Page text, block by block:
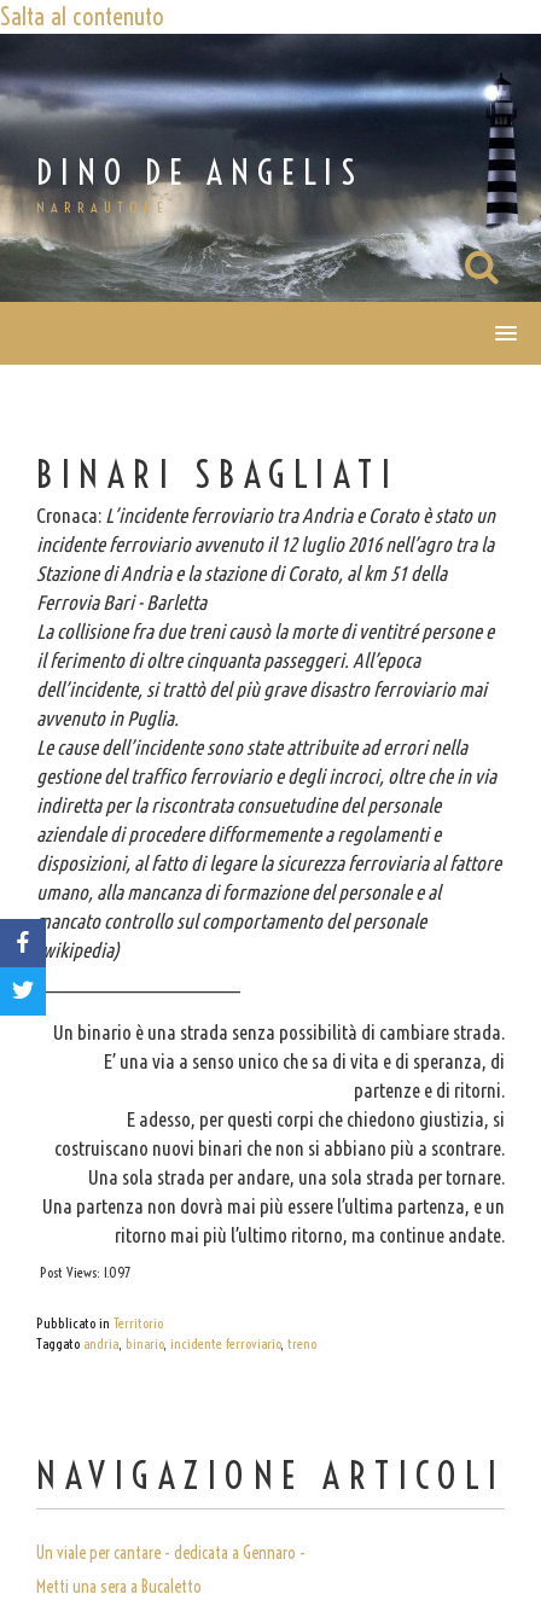
Salta al contenuto
DINO DE ANGELIS
NARRAUTORE
BINARI SBAGLIATI
Cronaca: L’incidente ferroviario tra Andria e Corato è stato un
incidente ferroviario avvenuto il 12 luglio 2016 nell’agro tra la
Stazione di Andria e la stazione di Corato, al km 51 della
Ferrovia Bari - Barletta
La collisione fra due treni causò la morte di ventitré persone e
il ferimento di oltre cinquanta passeggeri. All’epoca
dell’incidente, si trattò del più grave disastro ferroviario mai
avvenuto in Puglia.
Le cause dell’incidente sono state attribuite ad errori nella
gestione del traffico ferroviario e degli incroci, oltre che in via
indiretta per la riscontrata consuetudine del personale
aziendale di procedere difformemente a regolamenti e
disposizioni, al fatto di legare la sicurezza ferroviaria al fattore
umano, alla mancanza di formazione del personale e al
mancato controllo sul comportamento del personale
(wikipedia)
—————————————
Un binario è una strada senza possibilità di cambiare strada.
E’ una via a senso unico che sa di vita e di speranza, di
partenze e di ritorni.
E adesso, per questi corpi che chiedono giustizia, si
costruiscano nuovi binari che non si abbiano più a scontrare.
Una sola strada per andare, una sola strada per tornare.
Una partenza non dovrà mai più essere l’ultima partenza, e un
ritorno mai più l’ultimo ritorno, ma continue andate.
Post Views: 1.097
Pubblicato in Territorio
Taggato andria, binario, incidente ferroviario, treno
NAVIGAZIONE ARTICOLI
Un viale per cantare - dedicata a Gennaro -
Metti una sera a Bucaletto